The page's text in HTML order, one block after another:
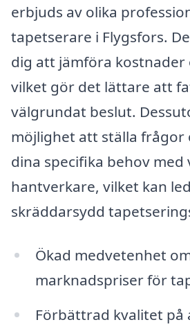
erbjuds av olika
tapetserare i Flygsfors.
dig att jämföra kostnader
vilket gör det lättare att
välgrundat beslut.
möjlighet att ställa frågor
dina specifika behov med
hantverkare, vilket kan
skräddarsydd
Ökad medvetenhet
marknadspriser för
Förbättrad kvalitet på